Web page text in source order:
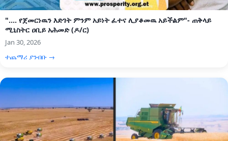
".... የጀመርነዉን እድገት ምንም አይነት ፈተና ሊያቆመዉ አይችልም"- ጠቅላይ
ሚኒስትር ዐቢይ አሕመድ (ዶ/ር)
Jan 30, 2026
ተጨማሪ ያንብቡ →